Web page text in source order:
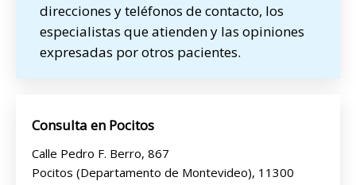
direcciones y teléfonos de contacto, los
especialistas que atienden y las opiniones
expresadas por otros pacientes.
Consulta en Pocitos
Calle Pedro F. Berro, 867
Pocitos (Departamento de Montevideo), 11300